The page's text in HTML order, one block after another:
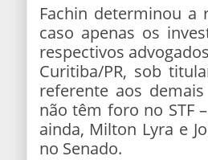
Fachin determinou
caso apenas os
respectivos
Curitiba/PR, sob
referente aos
não têm foro no STF
ainda, Milton Lyra e
no Senado.